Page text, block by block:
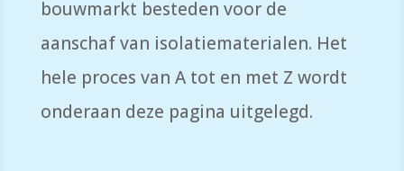
bouwmarkt besteden voor de
aanschaf van isolatiematerialen. Het
hele proces van A tot en met Z wordt
onderaan deze pagina uitgelegd.